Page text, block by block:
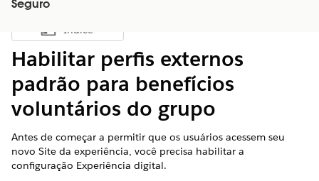
Seguro
Mostrar índice
Índice
Habilitar perfis externos
padrão para benefícios
voluntários do grupo
Antes de começar a permitir que os usuários acessem seu
novo Site da experiência, você precisa habilitar a
configuração Experiência digital.